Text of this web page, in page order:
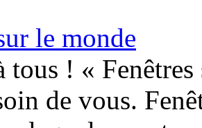
le monde
tous ! «
de vous.